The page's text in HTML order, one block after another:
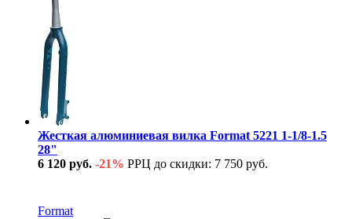
Жесткая алюминиевая вилка Format 5221 1-1/8-1.5
28"
6 120 руб. -21% РРЦ до скидки: 7 750 руб.
Format